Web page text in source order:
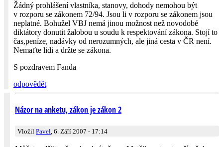
Žádný prohlášení vlastníka, stanovy, dohody nemohou být
v rozporu se zákonem 72/94. Jsou li v rozporu se zákonem jsou
neplatné. Bohužel VBJ nemá jinou možnost než novodobé
diktátory donutit žalobou u soudu k respektování zákona. Stojí to
čas,peníze, nadávky od nerozumných, ale jiná cesta v ČR není.
Nemaťte lidi a držte se zákona.
S pozdravem Fanda
odpovědět
Názor na anketu, zákon je zákon 2
Vložil Pavel, 6. Září 2007 - 17:14